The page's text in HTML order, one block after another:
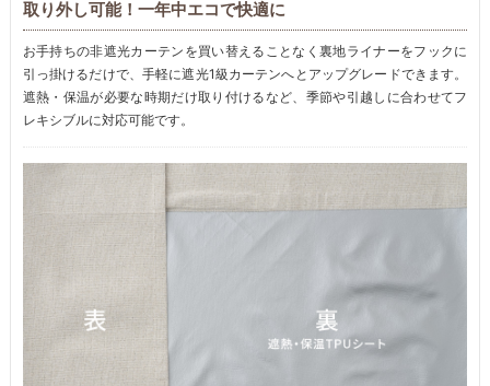
取り外し可能！一年中エコで快適に
お手持ちの非遮光カーテンを買い替えることなく裏地ライナーをフックに
引っ掛けるだけで、手軽に遮光1級カーテンへとアップグレードできます。
遮熱・保温が必要な時期だけ取り付けるなど、季節や引越しに合わせてフ
レキシブルに対応可能です。